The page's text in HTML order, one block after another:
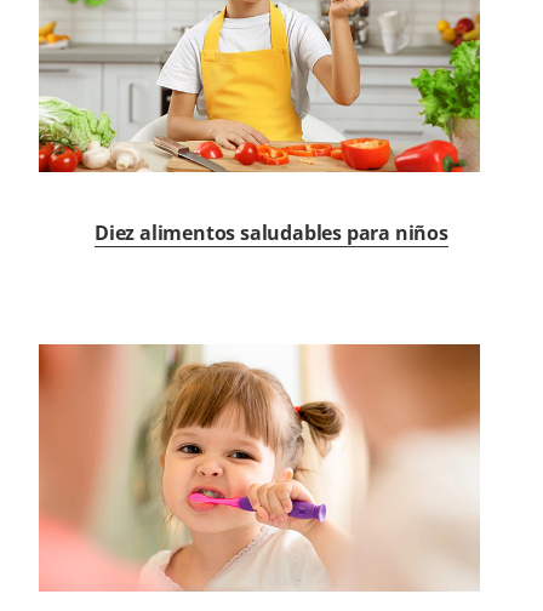
Diez alimentos saludables para niños